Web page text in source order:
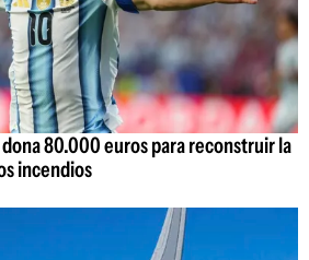
80.000 euros para reconstruir la
incendios